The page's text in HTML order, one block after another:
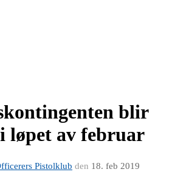
blir
løpet av februar
Pistolklub den 18. feb 2019